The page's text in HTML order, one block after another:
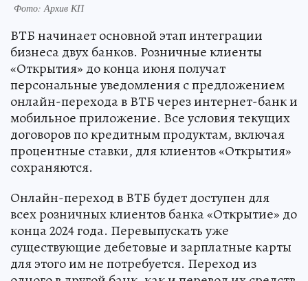
Фото: Архив КП
ВТБ начинает основной этап интеграции
бизнеса двух банков. Розничные клиенты
«Открытия» до конца июня получат
персональные уведомления с предложением
онлайн-перехода в ВТБ через интернет-банк и
мобильное приложение. Все условия текущих
договоров по кредитным продуктам, включая
процентные ставки, для клиентов «Открытия»
сохраняются.
Онлайн-переход в ВТБ будет доступен для
всех розничных клиентов банка «Открытие» до
конца 2024 года. Перевыпускать уже
существующие дебетовые и зарплатные карты
для этого им не потребуется. Переход из